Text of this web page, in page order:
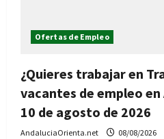
Ofertas de Empleo
¿Quieres trabajar en
vacantes de empleo
10 de agosto de 2026
AndaluciaOrienta.net 08/08/2026